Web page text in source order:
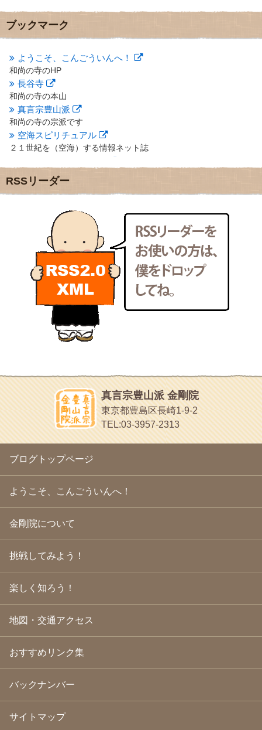
2012年10月(5)
2012年9月
(8)
2012年7月
(10)
2012年6月(14)
2012年5月
2012年4月(16)
2012年3月 (17)
2012年2月(20)
2012年1月(25)
2011年12月(22)
2011年11月(28)
2011年10月(31)
2011年9月(24)
2011年8月(21)
2011年6月(13)
2011年5月
2011年4月
(17)
2011年3月(15)
2011年2月(22)
2011年1月(22)
2010年12月(21)
2010年11月
(14)
2010年9月(16)
(13)
2010年5月(22)
2010年4月(25)
2010年3月(22)
2010年2月
(23)
2010年1月(23)
2009年12月(18)
2009年10月(20)
2009年9月(20)
2009年8月 (18)
2009年7月
(21)
2009年6月(22)
2009年5月(20)
2009年2月(19)
2009年1月(25)
2008年12月 (22)
2008年9月(24)
2008年8月(24)
2008年7月
(23)
2008年6月(23)
2008年5月(21)
2008年4月(22)
2008年1月 (23)
ブックマーク
ようこそ、こんごういんへ！
和尚の寺のHP
長谷寺
和尚の寺の本山
真言宗豊山派
和尚の寺の宗派です
空海スピリチュアル
２１世紀を（空海）する情報ネット誌
地域のライターさんです
小豆島 圓満寺
新聞屋の道具箱
新聞社で使われる用語の解説など
makotoさんの御符内巡礼記
東京の巡礼記です
POLYHEDON
いろいろなことが書いてあるよ
bunchan
あちこち行って！
目白鍼灸院
日本人の繊細な体質にあわせた、やさしく気持ちよい鍼灸治療で
ほうげん日記
放言じゃなくて和尚さんの名前だよ
面白いサイトみつけたよ。
ヘェ～という感じ
chocolab.Air♪DIALY
ラブラドールのワンちゃんがかわいいよ
RSSリーダー
真言宗豊山派 金剛院
東京都豊島区長崎1-9-2
TEL:03-3957-2313
ブログトップページ
ようこそ、こんごういんへ！
金剛院について
挑戦してみよう！
楽しく知ろう！
地図・交通アクセス
おすすめリンク集
バックナンバー
サイトマップ